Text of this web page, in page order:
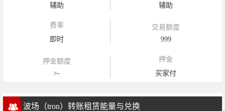
辅助
辅助
费率
即时
交易额度
999
押金额度
>-
押金
买家付
波场（tron）转账租赁能量与兑换